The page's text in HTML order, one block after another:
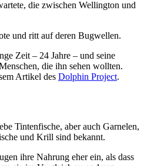
die zwischen Wellington und
und ritt auf deren Bugwellen.
Zeit – 24 Jahre – und seine
die ihn sehen wollten.
Artikel des Dolphin Project.
Tintenfische, aber auch Garnelen,
und Krill sind bekannt.
ihre Nahrung eher ein, als dass